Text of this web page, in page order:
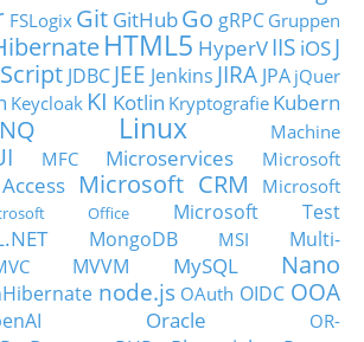
FSLogix Git GitHubGo gRPC Gruppen
HTML5 HyperVIIS iOSJ
JDBC JEE Jenkins JIRA JPA jQuer
Keycloak KI Kotlin Kryptografie Kubern
Linux
Machine
MFC Microservices
Microsoft
Microsoft CRM
Microsoft
Office
Microsoft Test
MongoDB MSI
Multi-
MVVM MySQL
Nano
node.js OAuth OIDC OOA
Oracle
OR-